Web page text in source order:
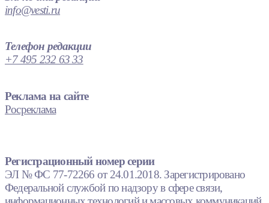
info@vesti.ru
Телефон редакции
+7 495 232 63 33
Реклама на сайте
Росреклама
Регистрационный номер серии
ЭЛ № ФС 77-72266 от 24.01.2018. Зарегистрировано
Федеральной службой по надзору в сфере связи,